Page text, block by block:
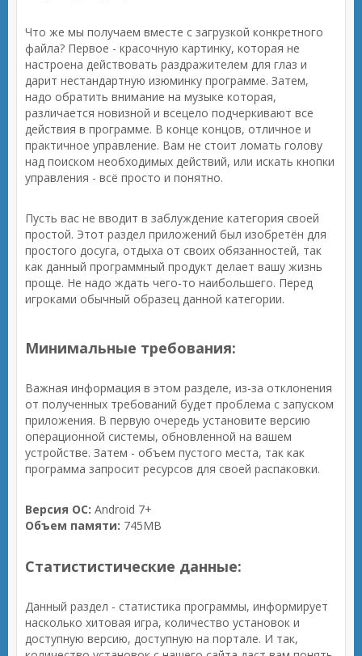
Что же мы получаем вместе с загрузкой конкретного
файла? Первое - красочную картинку, которая не
настроена действовать раздражителем для глаз и
дарит нестандартную изюминку программе. Затем,
надо обратить внимание на музыке которая,
различается новизной и всецело подчеркивают все
действия в программе. В конце концов, отличное и
практичное управление. Вам не стоит ломать голову
над поиском необходимых действий, или искать кнопки
управления - всё просто и понятно.
Пусть вас не вводит в заблуждение категория своей
простой. Этот раздел приложений был изобретён для
простого досуга, отдыха от своих обязанностей, так
как данный программный продукт делает вашу жизнь
проще. Не надо ждать чего-то наибольшего. Перед
игроками обычный образец данной категории.
Минимальные требования:
Важная информация в этом разделе, из-за отклонения
от полученных требований будет проблема с запуском
приложения. В первую очередь установите версию
операционной системы, обновленной на вашем
устройстве. Затем - объем пустого места, так как
программа запросит ресурсов для своей распаковки.
Версия ОС: Android 7+
Объем памяти: 745MB
Статистистические данные:
Данный раздел - статистика программы, информирует
насколько хитовая игра, количество установок и
доступную версию, доступную на портале. И так,